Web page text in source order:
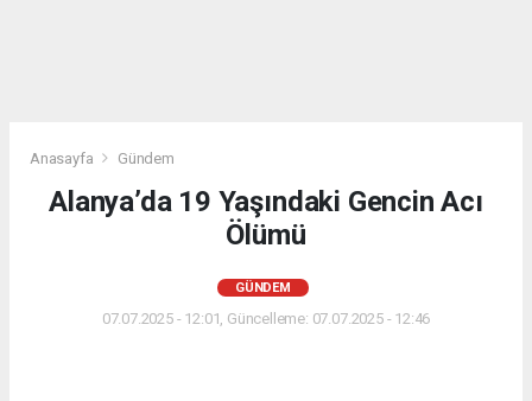
Anasayfa Gündem
Alanya’da 19 Yaşındaki Gencin Acı
Ölümü
GÜNDEM
07.07.2025 - 12:01, Güncelleme: 07.07.2025 - 12:46